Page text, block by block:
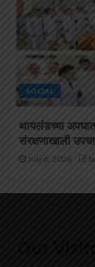
SOCIAL
थायलंडच्या
संरक्षणाखाली
July 6, 2026